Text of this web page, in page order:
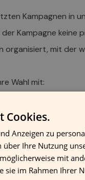
Kampagnen in
Kampagne keine
organisiert, mit der
Wahl mit:
bereits
Filialen
(Fenster,
wir jedes Bild und
Cookies.
Anzeigen zu
Ihre Nutzung
mit
sie im Rahmen Ihrer